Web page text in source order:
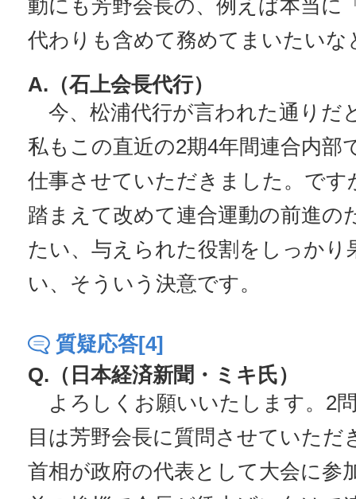
動にも芳野会長の、例えば本当に
代わりも含めて務めてまいたいな
A.（石上会長代行）
今、松浦代行が言われた通りだ
私もこの直近の2期4年間連合内部
仕事させていただきました。です
踏まえて改めて連合運動の前進の
たい、与えられた役割をしっかり
い、そういう決意です。
質疑応答[4]
Q.（日本経済新聞・ミキ氏）
よろしくお願いいたします。2
目は芳野会長に質問させていただ
首相が政府の代表として大会に参